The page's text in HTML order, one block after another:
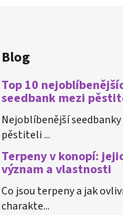
Blog
Top 10
seedbank mezi
Nejoblíbenější
pěstiteli ...
Terpeny v konopí:
význam a vlastnosti
Co jsou terpeny a jak
charakte...